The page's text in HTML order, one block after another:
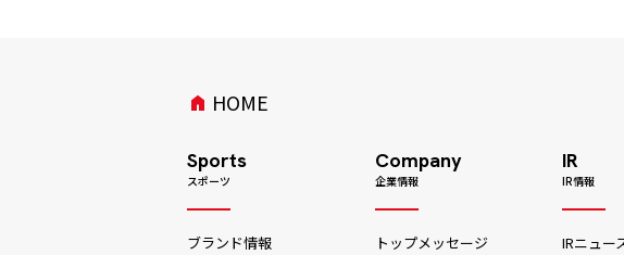
home HOME
Sports
スポーツ
ブランド情報
Company
企業情報
トップメッセージ
IR
IR情報
IRニュー